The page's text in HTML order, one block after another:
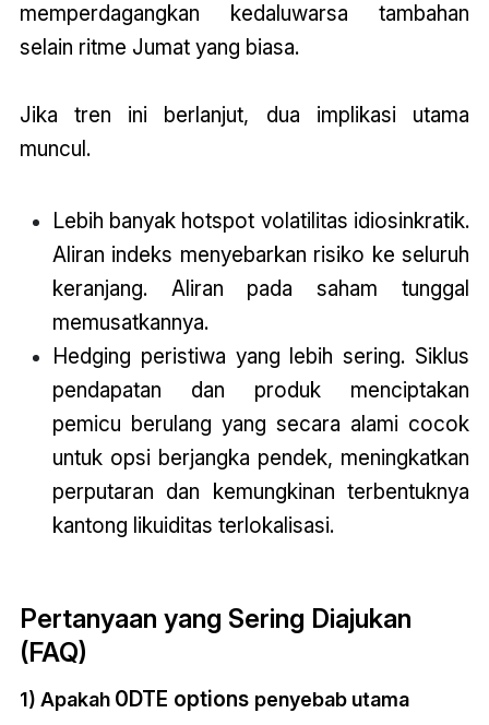
memperdagangkan kedaluwarsa tambahan
selain ritme Jumat yang biasa.
Jika tren ini berlanjut, dua implikasi utama
muncul.
Lebih banyak hotspot volatilitas idiosinkratik.
Aliran indeks menyebarkan risiko ke seluruh
keranjang. Aliran pada saham tunggal
memusatkannya.
Hedging peristiwa yang lebih sering. Siklus
pendapatan dan produk menciptakan
pemicu berulang yang secara alami cocok
untuk opsi berjangka pendek, meningkatkan
perputaran dan kemungkinan terbentuknya
kantong likuiditas terlokalisasi.
Pertanyaan yang Sering Diajukan
(FAQ)
1) Apakah 0DTE options penyebab utama